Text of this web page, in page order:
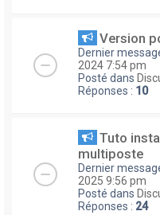
Version
Dernier
2024 7:54 pm
Posté dans
Réponses : 10
Tuto
multiposte
Dernier
2025 9:56 pm
Posté dans
Réponses : 24